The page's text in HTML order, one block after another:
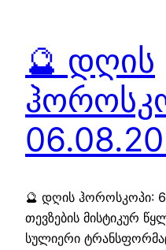
🔮 დღის
🔮 დღის ჰოროსკოპი:
თევზების მისტიკურ
სულიერი